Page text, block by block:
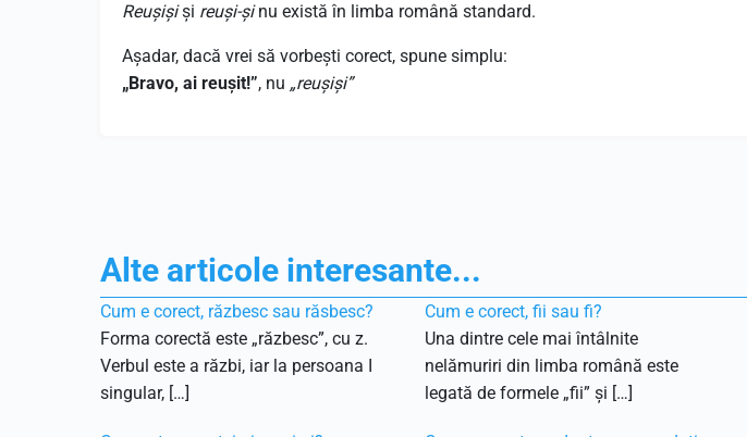
Reușișiși reuși-șinu există în limba română standard.
Așadar, dacă vrei să vorbești corect, spune simplu:
„Bravo, ai reușit!”, nu „reușiși”
Alte articole interesante...
Cum e corect, răzbesc sau răsbesc?
Forma corectă este „răzbesc”, cu z.
Verbul este a răzbi, iar la persoana I
singular, […]
Cum e corect, fii sau fi?
Una dintre cele mai întâlnite
nelămuriri din limba română este
legată de formele „fii” și […]